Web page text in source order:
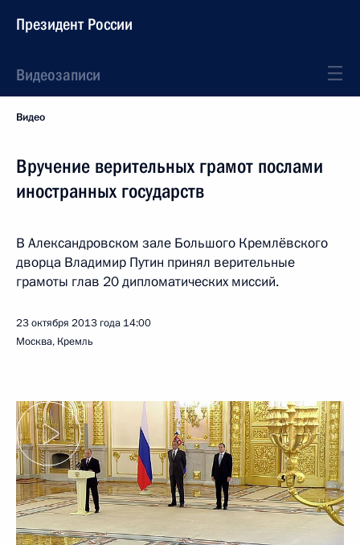
Президент России
Видеозаписи
Видео
Вручение верительных грамот послами
иностранных государств
В Александровском зале Большого Кремлёвского
дворца Владимир Путин принял верительные
грамоты глав 20 дипломатических миссий.
23 октября 2013 года 14:00
Москва, Кремль